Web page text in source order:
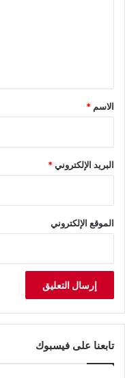
*
الاسم *
البريد الإلكتروني*
الموقع الإلكتروني
تابعنا على فيسبوك